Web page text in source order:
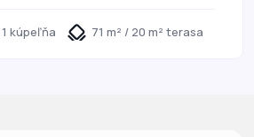
1 kúpeľňa 71 m² / 20 m² terasa